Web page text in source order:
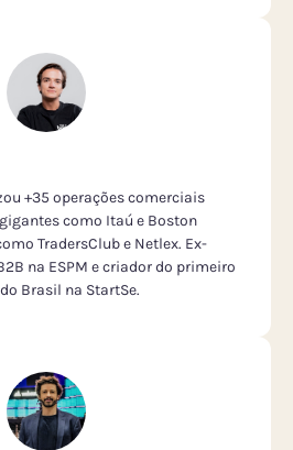
+35 operações comerciais
como Itaú e Boston
TradersClub e Netlex. Ex-
na ESPM e criador do primeiro
Brasil na StartSe.